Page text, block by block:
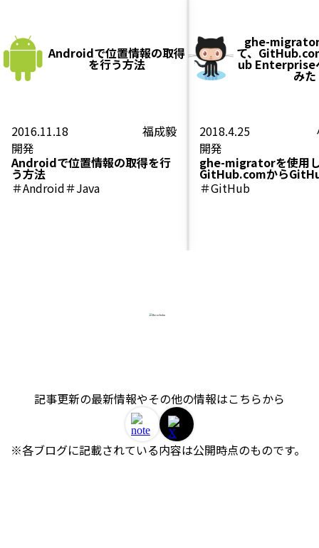
Androidで位置情報の取得
を行う方法
2016.11.18
福成毅
開発
Androidで位置情報の取得を行
う方法
＃Android＃Java
ghe-
て、
ub Enterprise
みた
2018.4.25
開発
ghe-migratorを使用
GitHub.comから
Enterpriseへ移行して
＃GitHub
記事更新の最新情報やその他の情報はこちらから
※各ブログに記載されている内容は公開時点のものです。